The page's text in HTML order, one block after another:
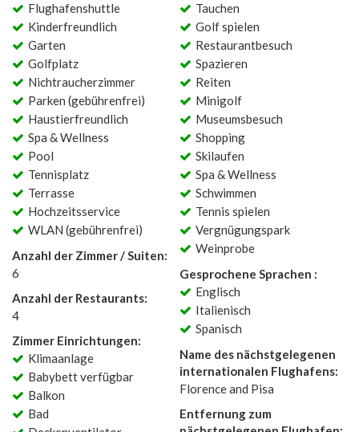
Flughafenshuttle
Kinderfreundlich
Garten
Golfplatz
Nichtraucherzimmer
Parken (gebührenfrei)
Haustierfreundlich
Spa & Wellness
Pool
Tennisplatz
Terrasse
Hochzeitsservice
WLAN (gebührenfrei)
Anzahl der Zimmer / Suiten:
6
Anzahl der Restaurants:
4
Zimmer Einrichtungen:
Klimaanlage
Babybett verfügbar
Balkon
Bad
Tauchen
Golf spielen
Restaurantbesuch
Spazieren
Reiten
Minigolf
Museumsbesuch
Shopping
Skilaufen
Spa & Wellness
Schwimmen
Tennis spielen
Vergnügungspark
Weinprobe
Gesprochene Sprachen :
Englisch
Italienisch
Spanisch
Name des nächstgelegenen
internationalen Flughafens:
Florence and Pisa
Entfernung zum